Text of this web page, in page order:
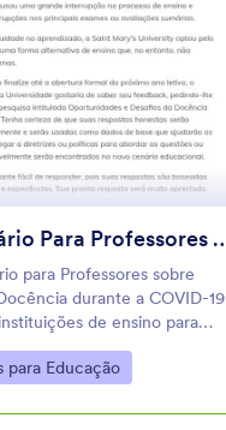
:
Questionário Para Professores
para Professores sobre
durante a COVID-19
de ensino para
um feedback sobre os
remoto e suas opiniões
este cenário de pandemia
para Educação